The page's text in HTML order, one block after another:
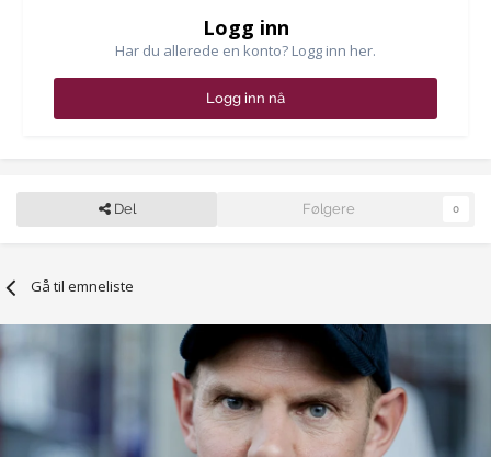
Logg inn
Har du allerede en konto? Logg inn her.
Logg inn nå
Del Følgere 0
Gå til emneliste